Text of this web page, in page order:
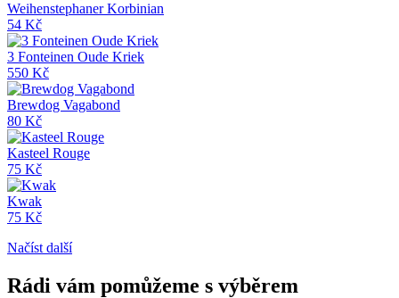
Weihenstephaner Korbinian
54 Kč
3 Fonteinen Oude Kriek
550 Kč
Brewdog Vagabond
80 Kč
Kasteel Rouge
75 Kč
Kwak
75 Kč
Načíst další
Rádi vám pomůžeme s výběrem